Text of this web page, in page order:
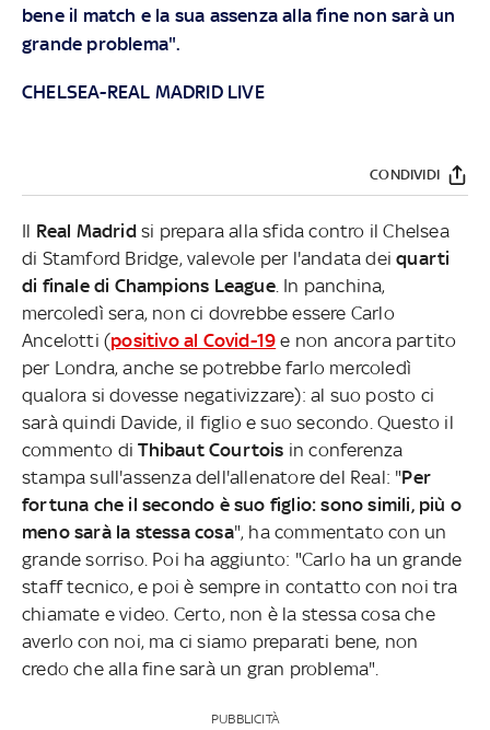
bene il match e la sua assenza alla fine non sarà un
grande problema".
CHELSEA-REAL MADRID LIVE
CONDIVIDI
Il Real Madridsi prepara alla sfida contro il Chelsea
di Stamford Bridge, valevole per l'andata dei quarti
di finale di Champions League. In panchina,
mercoledì sera, non ci dovrebbe essere Carlo
Ancelotti (positivo al Covid-19 e non ancora partito
per Londra, anche se potrebbe farlo mercoledì
qualora si dovesse negativizzare): al suo posto ci
sarà quindi Davide, il figlio e suo secondo. Questo il
commento diThibaut Courtois in conferenza
stampa sull'assenza dell'allenatore del Real: "Per
fortuna che il secondo è suo figlio: sono simili, più o
meno sarà la stessa cosa", ha commentato con un
grande sorriso. Poi ha aggiunto: "Carlo ha un grande
staff tecnico, e poi è sempre in contatto con noi tra
chiamate e video. Certo, non è la stessa cosa che
averlo con noi, ma ci siamo preparati bene, non
credo che alla fine sarà un gran problema".
PUBBLICITÀ